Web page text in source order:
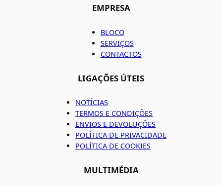
EMPRESA
BLOCO
SERVIÇOS
CONTACTOS
LIGAÇÕES ÚTEIS
NOTÍCIAS
TERMOS E CONDIÇÕES
ENVIOS E DEVOLUÇÕES
POLÍTICA DE PRIVACIDADE
POLÍTICA DE COOKIES
MULTIMÉDIA